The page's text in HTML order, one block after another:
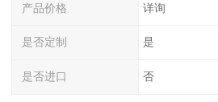
产品价格 详询
是否定制 是
是否进口 否